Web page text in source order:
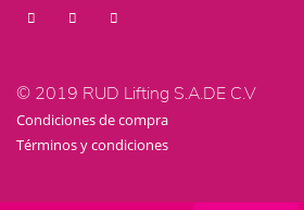
© 2019 RUD Lifting S.A.DE C.V
Condiciones de compra
Términos y condiciones